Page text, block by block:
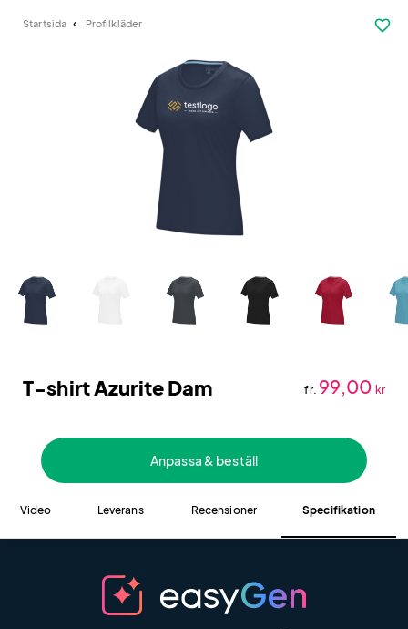
Startsida Profilkläder favorite_border
T-shirt Azurite Dam fr. 99,00 kr
Anpassa & beställ
Video Leverans Recensioner Specifikation